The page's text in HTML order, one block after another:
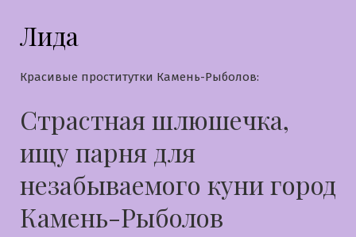
Лида
Красивые проститутки Камень-Рыболов:
Страстная шлюшечка,
ищу парня для
незабываемого куни город
Камень-Рыболов